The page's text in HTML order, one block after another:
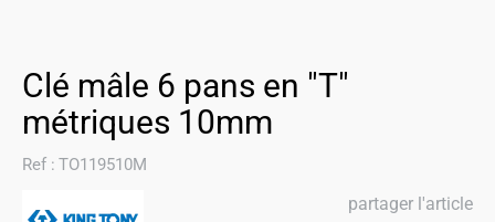
Clé mâle 6 pans en "T"
métriques 10mm
Ref : TO119510M
partager l'article